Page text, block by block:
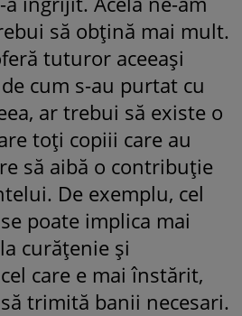
să obțină mai mult.
tuturor aceeași
cum s-au purtat cu
ar trebui să existe o
toți copiii care au
să aibă o contribuție
De exemplu, cel
poate implica mai
curățenie și
care e mai înstărit,
trimită banii necesari.